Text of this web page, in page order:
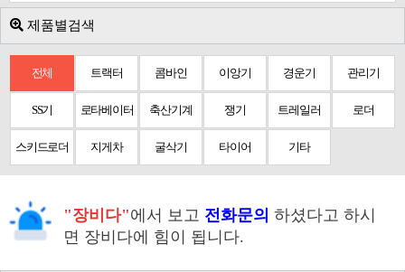
제품별검색
전체 트랙터 콤바인 이앙기 경운기 관리기
SS기 로타베이터 축산기계 쟁기 트레일러 로더
스키드로더 지게차 굴삭기 타이어 기타
"장비다"에서 보고 전화문의 하셨다고 하시
면 장비다에 힘이 됩니다.